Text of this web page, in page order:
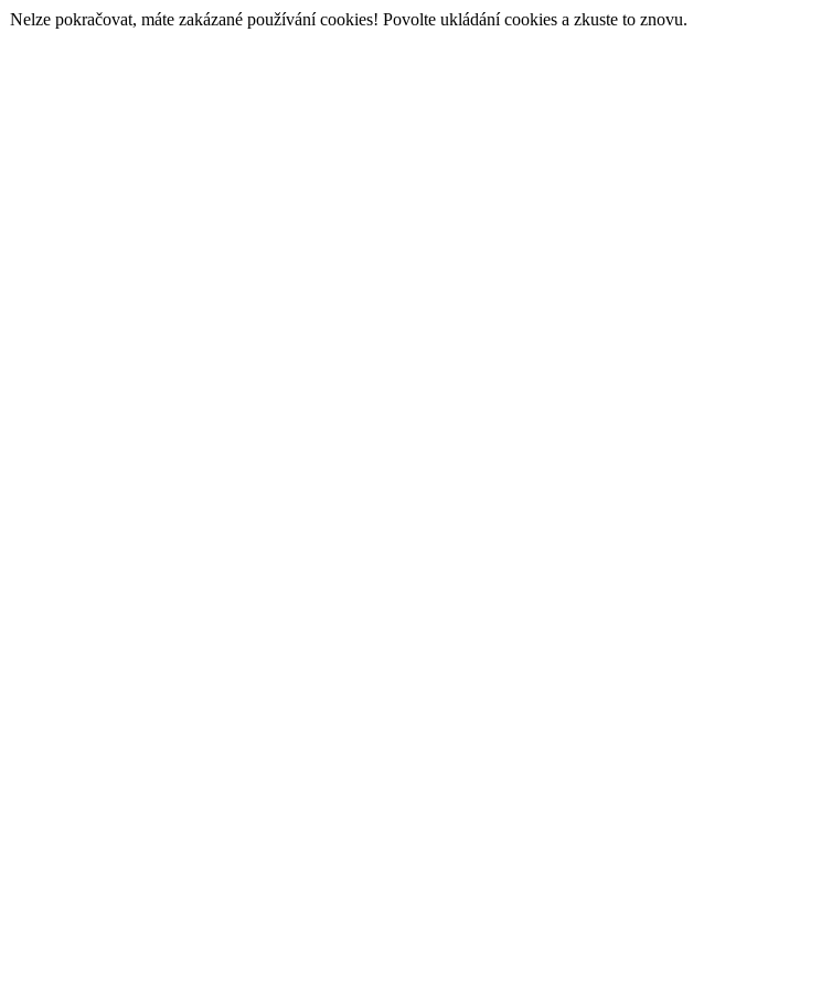
Nelze pokračovat, máte zakázané používání cookies! Povolte ukládání cookies a zkuste to znovu.